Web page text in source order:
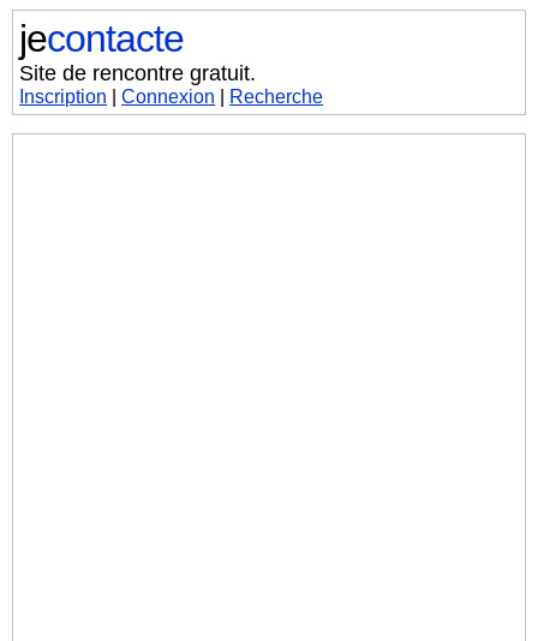
jecontacte
Site de rencontre gratuit.
Inscription |Connexion Recherche